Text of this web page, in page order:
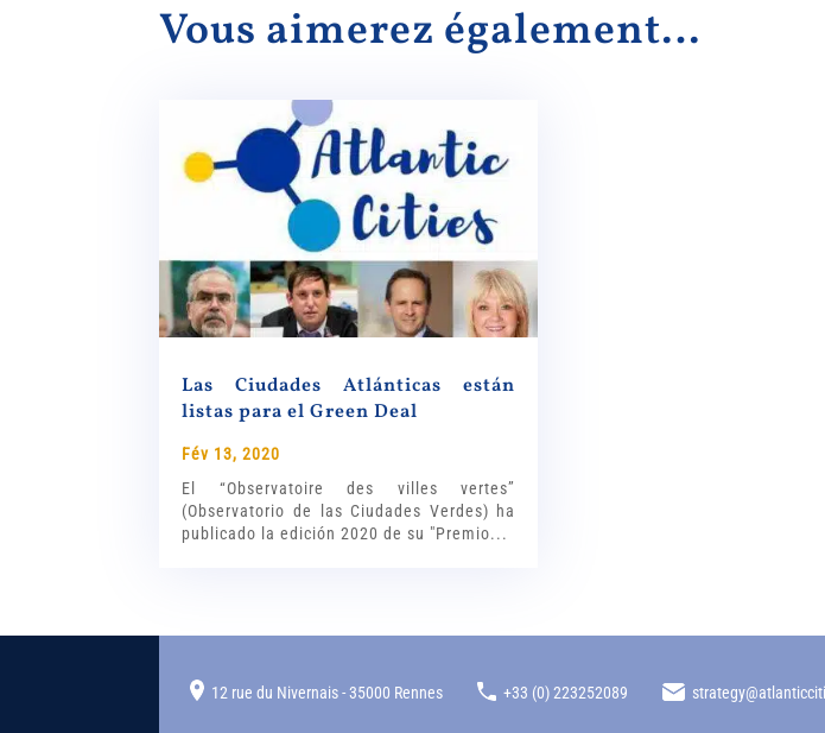
Vous aimerez également…
Las Ciudades Atlánticas están
listas para el Green Deal
Fév 13, 2020
El “Observatoire des villes vertes”
(Observatorio de las Ciudades Verdes) ha
publicado la edición 2020 de su "Premio...
12 rue du Nivernais - 35000 Rennes +33 (0) 223252089